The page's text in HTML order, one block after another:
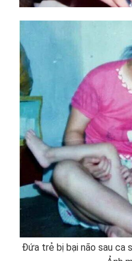
Đứa trẻ bị bại não sau ca